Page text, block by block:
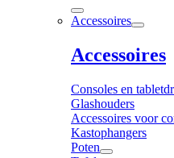
Accessoires
Accessoires
Consoles en
Glashouders
Accessoires voor
Kastophangers
Poten